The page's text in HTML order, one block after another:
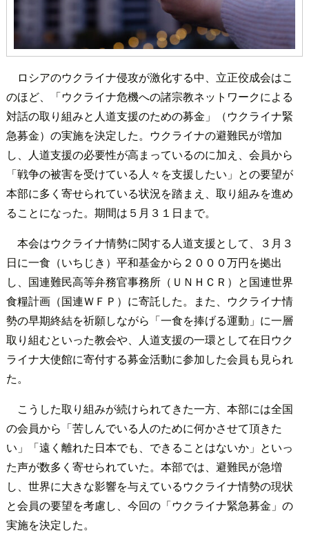
ロシアのウクライナ侵攻が激化する中、立正佼成会はこ
のほど、「ウクライナ危機への諸宗教ネットワークによる
対話の取り組みと人道支援のための募金」（ウクライナ緊
急募金）の実施を決定した。ウクライナの避難民が増加
し、人道支援の必要性が高まっているのに加え、会員から
「戦争の被害を受けている人々を支援したい」との要望が
本部に多く寄せられている状況を踏まえ、取り組みを進め
ることになった。期間は５月３１日まで。
本会はウクライナ情勢に関する人道支援として、３月３
日に一食（いちじき）平和基金から２０００万円を拠出
し、国連難民高等弁務官事務所（ＵＮＨＣＲ）と国連世界
食糧計画（国連ＷＦＰ）に寄託した。また、ウクライナ情
勢の早期終結を祈願しながら「一食を捧げる運動」に一層
取り組むといった教会や、人道支援の一環として在日ウク
ライナ大使館に寄付する募金活動に参加した会員も見られ
た。
こうした取り組みが続けられてきた一方、本部には全国
の会員から「苦しんでいる人のために何かさせて頂きた
い」「遠く離れた日本でも、できることはないか」といっ
た声が数多く寄せられていた。本部では、避難民が急増
し、世界に大きな影響を与えているウクライナ情勢の現状
と会員の要望を考慮し、今回の「ウクライナ緊急募金」の
実施を決定した。